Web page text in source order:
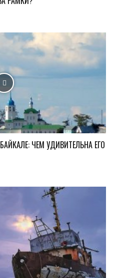
ЧЕМ УДИВИТЕЛЬНА ЕГО